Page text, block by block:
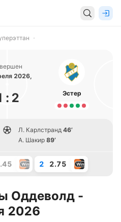
2026,
: 2 Эстер
Л. Карлстранд 46’
А. Шакир 89’
2 2.75
Оддеволд -
2026